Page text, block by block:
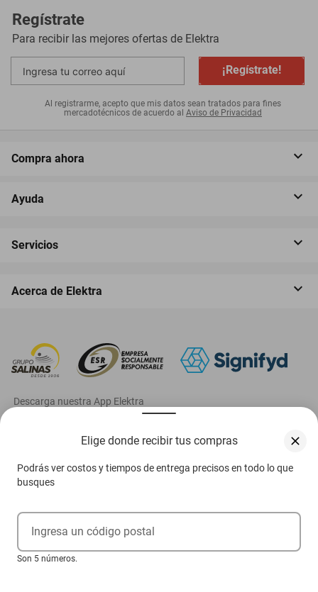
Elige donde recibir tus compras
Podrás ver costos y tiempos de entrega precisos en todo lo que
busques
Ingresa un código postal
Son 5 números.
Regístrate
Para recibir las mejores ofertas de Elektra
¡Regístrate!
Al registrarme, acepto que mis datos sean tratados para fines
mercadotécnicos de acuerdo al Aviso de Privacidad
Compra ahora
Ayuda
Servicios
Acerca de Elektra
‎ Descarga nuestra App Elektra
Aviso de privacidad
Condiciones Venta Digital
Condiciones Tienda Física